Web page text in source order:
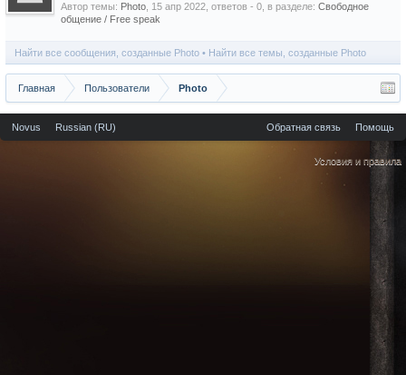
Автор темы: Photo 15 апр 2022 , ответов - 0, в разделе: Свободное
общение / Free speak
Найти все сообщения, созданные Photo Найти все темы, созданные Photo
Главная Пользователи Photo
Novus Russian (RU) Обратная связь Помощь
Условия и правила